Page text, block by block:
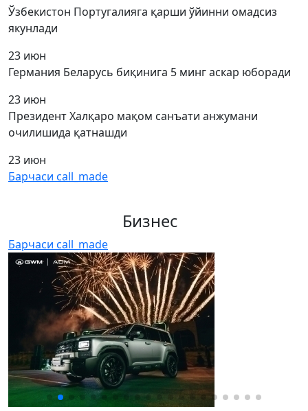
Ўзбекистон Португалияга қарши ўйинни омадсиз
якунлади
23 июн
Германия Беларусь биқинига 5 минг аскар юборади
23 июн
Президент Халқаро мақом санъати анжумани
очилишида қатнашди
23 июн
Барчаси call_made
Бизнес
Барчаси call_made